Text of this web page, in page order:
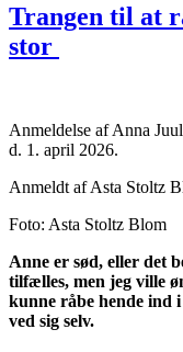
Trangen til at
stor
Anmeldelse af Anna
d. 1. april 2026.
Anmeldt af Asta Stoltz
Foto: Asta Stoltz Blom
Anne er sød, eller det
tilfælles, men jeg ville
kunne råbe hende ind
ved sig selv.